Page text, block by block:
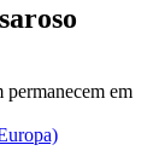
permanecem em